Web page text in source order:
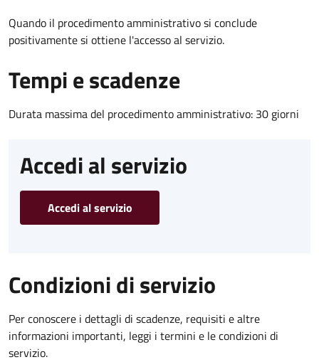
Quando il procedimento amministrativo si conclude
positivamente si ottiene l'accesso al servizio.
Tempi e scadenze
Durata massima del procedimento amministrativo: 30 giorni
Accedi al servizio
Accedi al servizio
Condizioni di servizio
Per conoscere i dettagli di scadenze, requisiti e altre
informazioni importanti, leggi i termini e le condizioni di
servizio.